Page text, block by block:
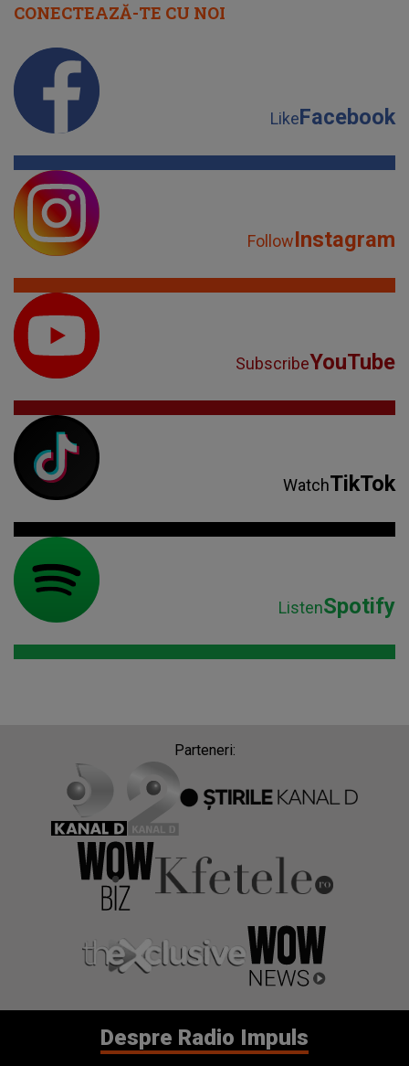
CONECTEAZĂ-TE CU NOI
LikeFacebook
FollowInstagram
SubscribeYouTube
WatchTikTok
ListenSpotify
Parteneri:
Despre Radio Impuls